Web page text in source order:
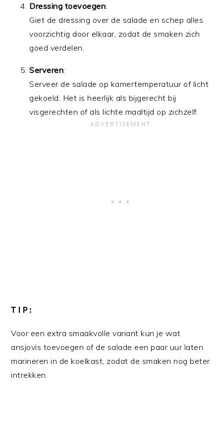
Dressing toevoegen:
Giet de dressing over de salade en schep alles
voorzichtig door elkaar, zodat de smaken zich
goed verdelen.
Serveren:
Serveer de salade op kamertemperatuur of licht
gekoeld. Het is heerlijk als bijgerecht bij
visgerechten of als lichte maaltijd op zichzelf.
TIP:
Voor een extra smaakvolle variant kun je wat
ansjovis toevoegen of de salade een paar uur laten
marineren in de koelkast, zodat de smaken nog beter
intrekken.